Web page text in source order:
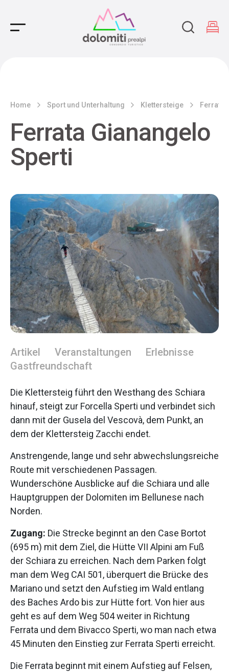
Main Navigation
Home Sport und Unterhaltung Klettersteige Ferrata
Ferrata Gianangelo
Sperti
Artikel Veranstaltungen
Erlebnisse
Gastfreundschaft
Die Klettersteig führt den Westhang des Schiara
hinauf, steigt zur Forcella Sperti und verbindet sich
dann mit der Gusela del Vescovà, dem Punkt, an
dem der Klettersteig Zacchi endet.
Anstrengende, lange und sehr abwechslungsreiche
Route mit verschiedenen Passagen.
Wunderschöne Ausblicke auf die Schiara und alle
Hauptgruppen der Dolomiten im Bellunese nach
Norden.
Zugang: Die Strecke beginnt an den Case Bortot
(695 m) mit dem Ziel, die Hütte VII Alpini am Fuß
der Schiara zu erreichen. Nach dem Parken folgt
man dem Weg CAI 501, überquert die Brücke des
Mariano und setzt den Aufstieg im Wald entlang
des Baches Ardo bis zur Hütte fort. Von hier aus
geht es auf dem Weg 504 weiter in Richtung
Ferrata und dem Bivacco Sperti, wo man nach etwa
45 Minuten den Einstieg zur Ferrata Sperti erreicht.
Die Ferrata beginnt mit einem Aufstieg auf Felsen,